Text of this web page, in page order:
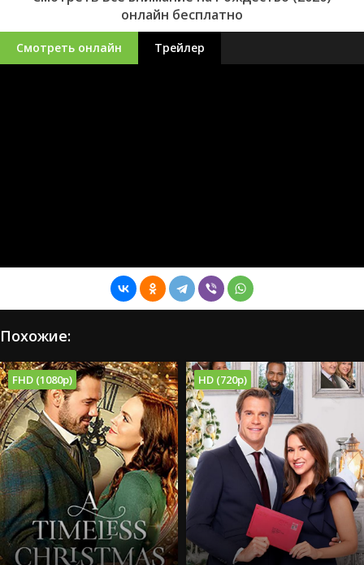
онлайн бесплатно
Смотреть онлайн Трейлер
Похожие:
FHD (1080p) HD (720p)